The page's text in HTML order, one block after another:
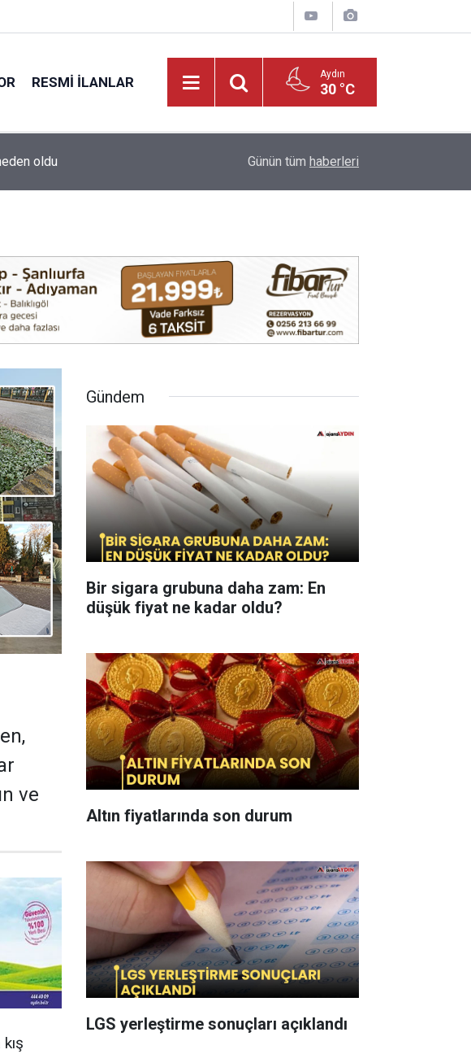
RESMI İLANLAR Aydın
30 °C
Vali Varol, Adalet Bakan Yardımcısı Can Tuncay'ı
Günün tüm haberleri
ve
Gündem
Bir sigara grubuna daha zam: En
düşük fiyat ne kadar oldu?
Altın fiyatlarında son durum
LGS yerleştirme sonuçları açıklandı